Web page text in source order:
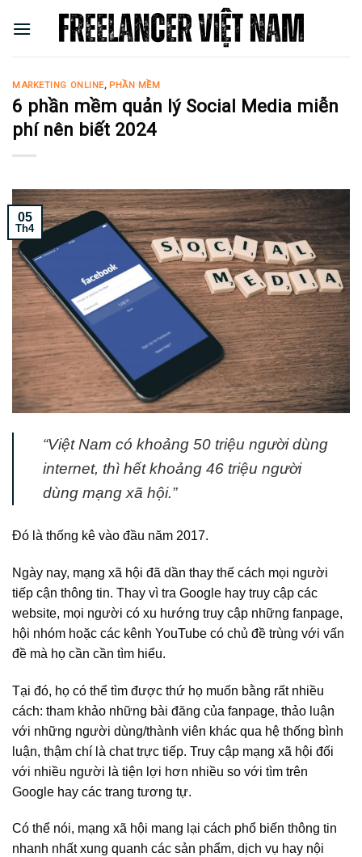
MARKETING ONLINE, PHẦN MỀM
6 phần mềm quản lý Social Media miễn
phí nên biết 2024
05
Th4
“Việt Nam có khoảng 50 triệu người dùng
internet, thì hết khoảng 46 triệu người
dùng mạng xã hội.”
Đó là thống kê vào đầu năm 2017.
Ngày nay, mạng xã hội đã dần thay thế cách mọi người
tiếp cận thông tin. Thay vì tra Google hay truy cập các
website, mọi người có xu hướng truy cập những fanpage,
hội nhóm hoặc các kênh YouTube có chủ đề trùng với vấn
đề mà họ cần cần tìm hiểu.
Tại đó, họ có thể tìm được thứ họ muốn bằng rất nhiều
cách: tham khảo những bài đăng của fanpage, thảo luận
với những người dùng/thành viên khác qua hệ thống bình
luận, thậm chí là chat trực tiếp. Truy cập mạng xã hội đối
với nhiều người là tiện lợi hơn nhiều so với tìm trên
Google hay các trang tương tự.
Có thể nói, mạng xã hội mang lại cách phổ biến thông tin
nhanh nhất xung quanh các sản phẩm, dịch vụ hay nội